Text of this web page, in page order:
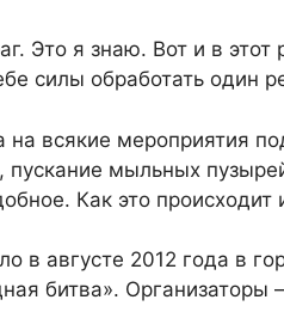
Это я знаю. Вот и в этот
силы обработать один
всякие мероприятия
пускание мыльных
Как это
в августе 2012 года в
битва». Организаторы